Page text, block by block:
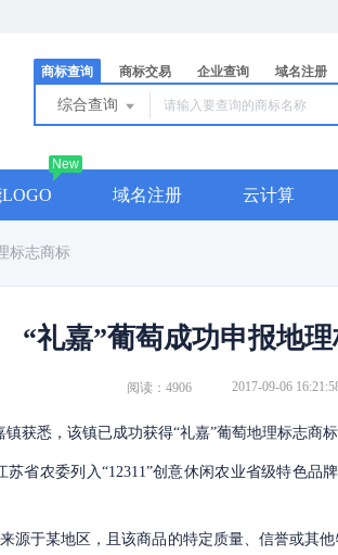
商标查询 商标交易 企业查询 域名注册
综合查询
New
域名注册 云计算
标志商标
“礼嘉”葡萄成功申报地
阅读：4906 2017-09-06
获悉，该镇已成功获得“礼嘉”葡萄地理标志商
苏省农委列入“12311”创意休闲农业省级特色
源于某地区，且该商品的特定质量、信誉或其